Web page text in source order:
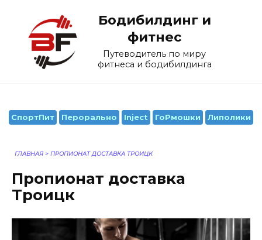
содержанию
Бодибилдинг и
фитнес
Путеводитель по миру
фитнеса и бодибилдинга
СпортПит Перорально Inject ГоРмошки Липолики
ГЛАВНАЯ > ПРОПИОНАТ ДОСТАВКА ТРОИЦК
Пропионат доставка
Троицк